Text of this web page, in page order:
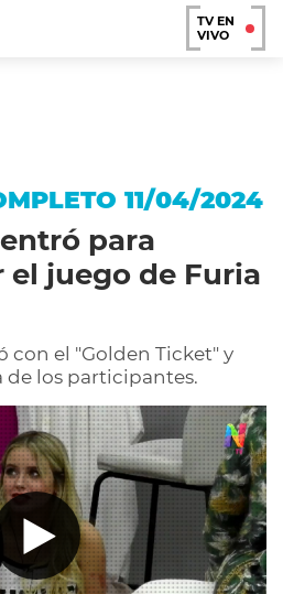
TV EN
VIVO
11/04/2024
para
juego de Furia
con el "Golden Ticket" y
los participantes.